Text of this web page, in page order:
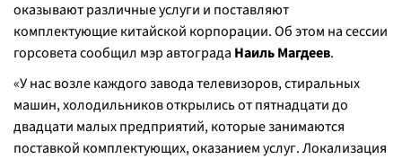
оказывают различные услуги и поставляют
комплектующие китайской корпорации. Об этом на сессии
горсовета сообщил мэр автограда Наиль Магдеев.
«У нас возле каждого завода телевизоров, стиральных
машин, холодильников открылись от пятнадцати до
двадцати малых предприятий, которые занимаются
поставкой комплектующих, оказанием услуг. Локализация